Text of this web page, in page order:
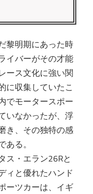
黎明期にあった時
イバーがその才能
ース文化に強い関
に収集していたこ
でモータースポー
いなかったが、浮
き、その独特の感
る。
ス・エラン26Rと
ィと優れたハンド
ーツカーは、イギ